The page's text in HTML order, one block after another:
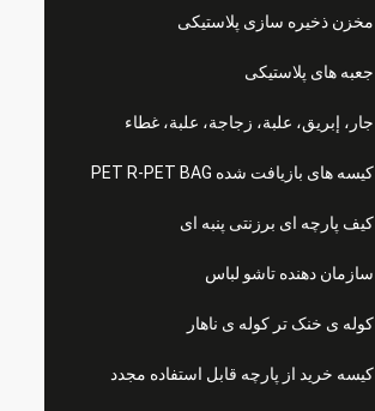
مخزن ذخیره سازی پلاستیکی
جعبه های پلاستیکی
جار، إبريق، علبة، زجاجة، علبة، غطاء
کیسه های بازیافت شده PET R-PET BAG
کیف پارچه ای برزنتی پنبه ای
سازمان دهنده تاشو لباس
کوله ی خنک تر کوله ی ناهار
کیسه خرید از پارچه قابل استفاده مجدد